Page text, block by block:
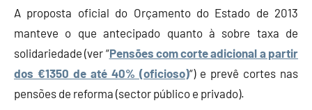
Finanças
A proposta oficial do Orçamento do Estado de 2013
manteve o que antecipado quanto à sobre taxa de
solidariedade (ver “Pensões com corte adicional a partir
dos €1350 de até 40% (oficioso)“) e prevê cortes nas
pensões de reforma (sector público e privado).